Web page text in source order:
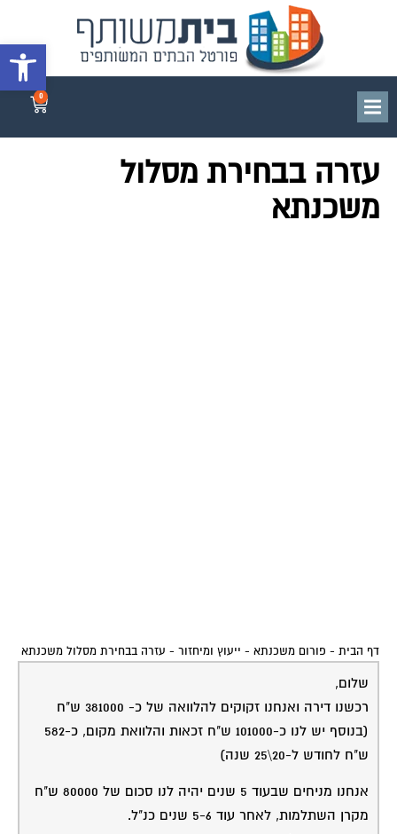
פתח
0
עזרה בבחירת מסלול
משכנתא
דף הבית - פורום משכנתא - ייעוץ ומיחזור - עזרה בבחירת מסלול משכנתא
שלום,
רכשנו דירה ואנחנו זקוקים להלוואה של כ- 381000 ש"ח
(בנוסף יש לנו כ-101000 ש"ח זכאות והלוואת מקום, כ-582
ש"ח לחודש ל-20\25 שנה)
אנחנו מניחים שבעוד 5 שנים יהיה לנו סכום של 80000 ש"ח
מקרן השתלמות, לאחר עוד 5-6 שנים כנ"ל.